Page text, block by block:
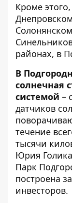
Кроме
районах, в
В
солнечная
системой –
датчиков
течение
тысячи
Юрия
Парк
построена
инвесторов.